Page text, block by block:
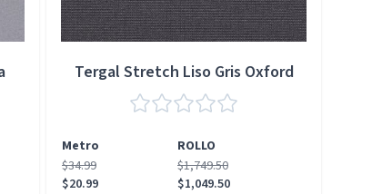
Tergal Stretch Liso Gris Oxford
Metro
ROLLO
$34.99
$20.99
$1,749.50
$1,049.50